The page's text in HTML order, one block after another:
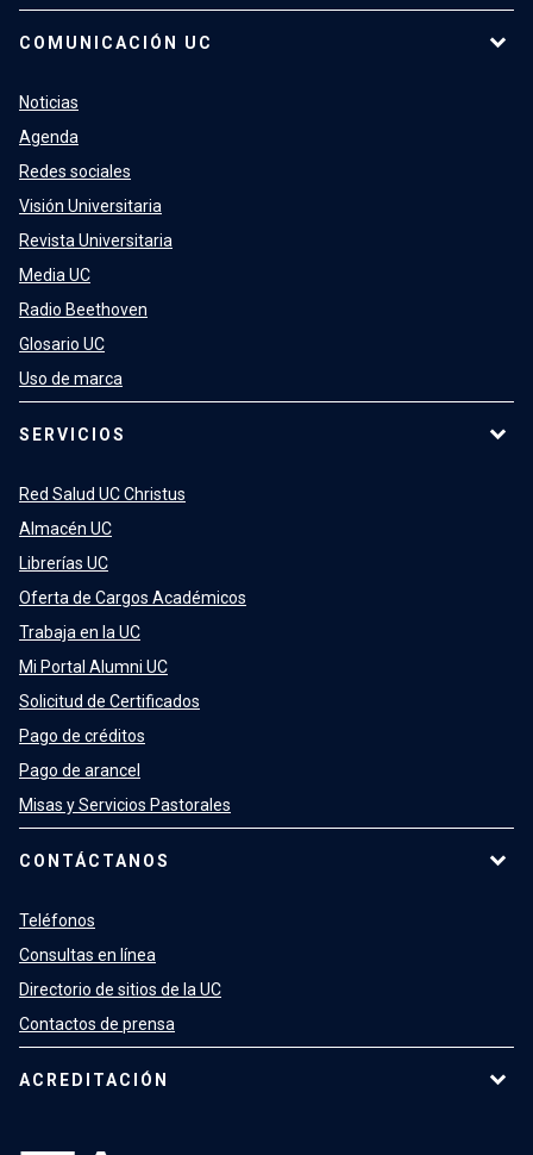
COMUNICACIÓN UC
Noticias
Agenda
Redes sociales
Visión Universitaria
Revista Universitaria
Media UC
Radio Beethoven
Glosario UC
Uso de marca
SERVICIOS
Red Salud UC Christus
Almacén UC
Librerías UC
Oferta de Cargos Académicos
Trabaja en la UC
Mi Portal Alumni UC
Solicitud de Certificados
Pago de créditos
Pago de arancel
Misas y Servicios Pastorales
CONTÁCTANOS
Teléfonos
Consultas en línea
Directorio de sitios de la UC
Contactos de prensa
ACREDITACIÓN